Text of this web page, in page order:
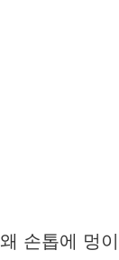
왜 손톱에 멍